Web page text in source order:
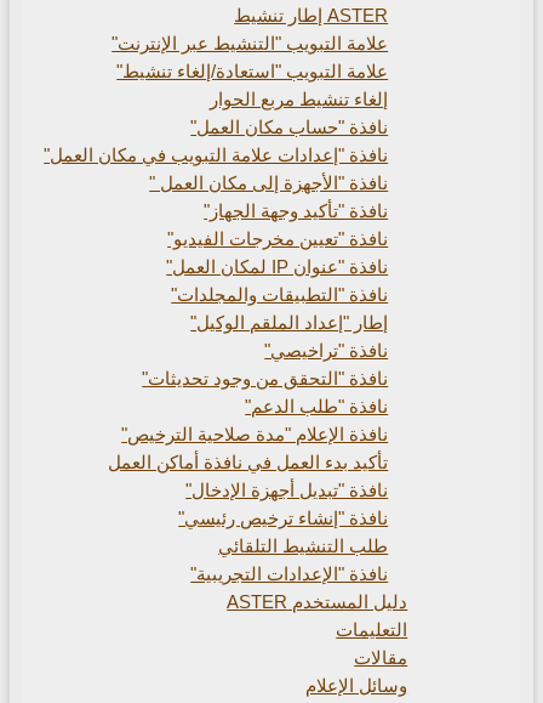
ASTER إطار تنشيط
علامة التبويب "التنشيط عبر الإنترنت"
علامة التبويب "استعادة/إلغاء تنشيط"
إلغاء تنشيط مربع الحوار
نافذة "حساب مكان العمل"
نافذة "إعدادات علامة التبويب في مكان العمل"
نافذة "الأجهزة إلى مكان العمل "
نافذة "تأكيد وجهة الجهاز"
نافذة "تعيين مخرجات الفيديو"
نافذة "عنوان IP لمكان العمل"
نافذة "التطبيقات والمجلدات"
إطار "إعداد الملقم الوكيل"
نافذة "تراخيصي"
نافذة "التحقق من وجود تحديثات"
نافذة "طلب الدعم"
نافذة الإعلام "مدة صلاحية الترخيص"
تأكيد بدء العمل في نافذة أماكن العمل
نافذة "تبديل أجهزة الإدخال"
نافذة "إنشاء ترخيص رئيسي"
طلب التنشيط التلقائي
نافذة "الإعدادات التجريبية"
دليل المستخدم ASTER
التعليمات
مقالات
وسائل الإعلام